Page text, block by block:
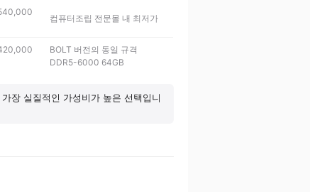
컴퓨터조립 전문몰 내 최저가
BOLT 버전의 동일 규격
DDR5-6000 64GB
장 실질적인 가성비가 높은 선택입니